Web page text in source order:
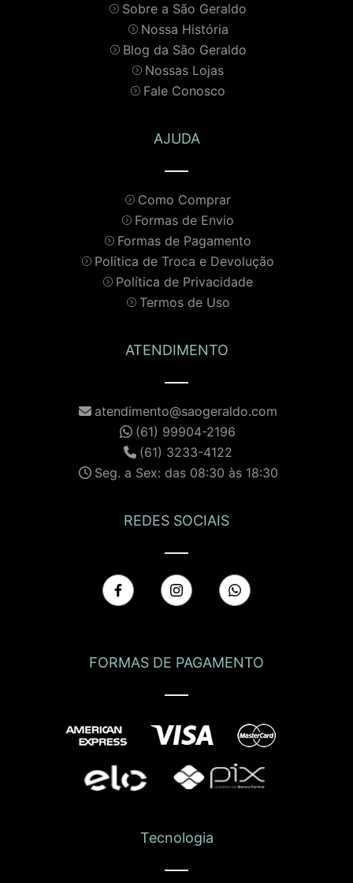
Sobre a São Geraldo
Nossa História
Blog da São Geraldo
Nossas Lojas
Fale Conosco
AJUDA
Como Comprar
Formas de Envio
Formas de Pagamento
Política de Troca e Devolução
Política de Privacidade
Termos de Uso
ATENDIMENTO
atendimento@saogeraldo.com
(61) 99904-2196
(61) 3233-4122
Seg. a Sex: das 08:30 às 18:30
REDES SOCIAIS
FORMAS DE PAGAMENTO
Tecnologia